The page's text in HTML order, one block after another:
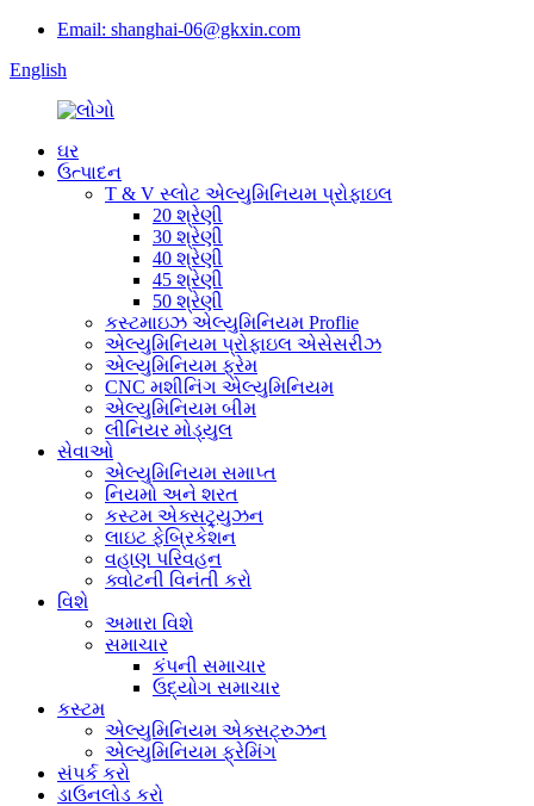
Email: shanghai-06@gkxin.com
English
ઘર
ઉત્પાદન
T & V સ્લોટ એલ્યુમિનિયમ પ્રોફાઇલ
20 શ્રેણી
30 શ્રેણી
40 શ્રેણી
45 શ્રેણી
50 શ્રેણી
કસ્ટમાઇઝ એલ્યુમિનિયમ Proflie
એલ્યુમિનિયમ પ્રોફાઇલ એસેસરીઝ
એલ્યુમિનિયમ ફ્રેમ
CNC મશીનિંગ એલ્યુમિનિયમ
એલ્યુમિનિયમ બીમ
લીનિયર મોડ્યુલ
સેવાઓ
એલ્યુમિનિયમ સમાપ્ત
નિયમો અને શરત
કસ્ટમ એક્સટ્ર્યુઝન
લાઇટ ફેબ્રિકેશન
વહાણ પરિવહન
ક્વોટની વિનંતી કરો
વિશે
અમારા વિશે
સમાચાર
કંપની સમાચાર
ઉદ્યોગ સમાચાર
કસ્ટમ
એલ્યુમિનિયમ એક્સટ્રુઝન
એલ્યુમિનિયમ ફ્રેમિંગ
સંપર્ક કરો
ડાઉનલોડ કરો